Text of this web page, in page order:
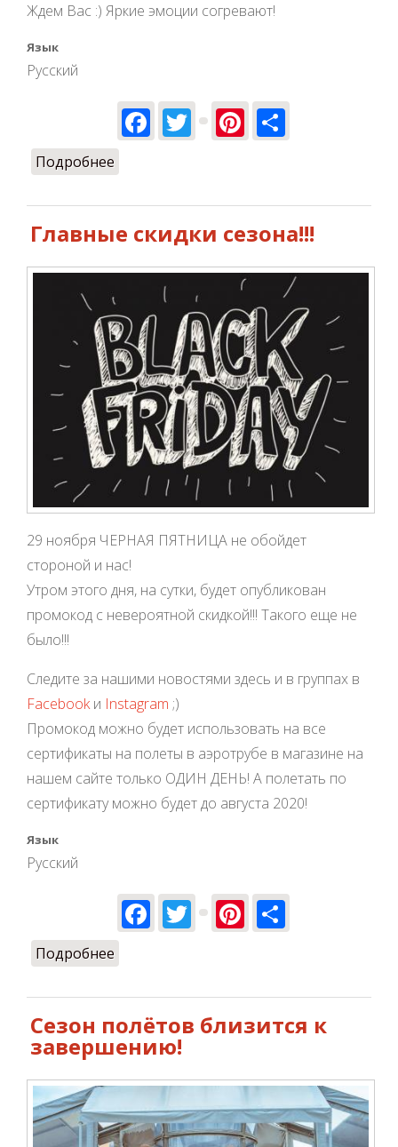
Ждем Вас :) Яркие эмоции согревают!
Язык
Русский
Facebook
TwitterPinterest
Подробнее
Главные скидки сезона!!!
29 ноября ЧЕРНАЯ ПЯТНИЦА не обойдет
стороной и нас!
Утром этого дня, на сутки, будет опубликован
промокод с невероятной скидкой!!! Такого еще не
было!!!
Следите за нашими новостями здесь и в группах в
Facebookи Instagram ;)
Промокод можно будет использовать на все
сертификаты на полеты в аэротрубе в магазине на
нашем сайте только ОДИН ДЕНЬ! А полетать по
сертификату можно будет до августа 2020!
Язык
Русский
Facebook
TwitterPinterest
Подробнее
Сезон полётов близится к
завершению!